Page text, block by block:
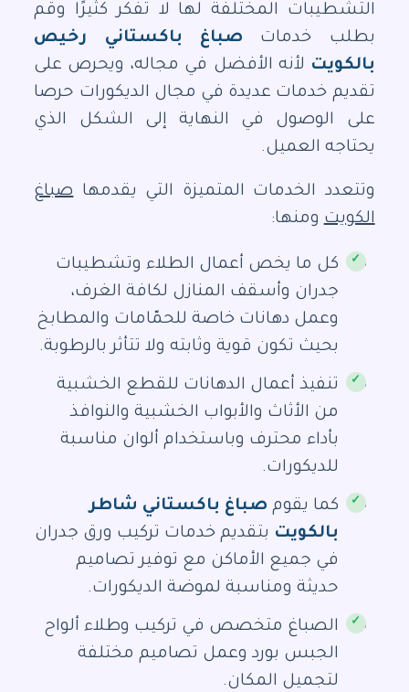
التشطيبات المختلفة لها لا تفكر كثيرًا وقم
بطلب خدمات صباغ باكستاني رخيص
بالكويت لأنه الأفضل في مجاله، ويحرص على
تقديم خدمات عديدة في مجال الديكورات حرصا
على الوصول في النهاية إلى الشكل الذي
يحتاجه العميل.
وتتعدد الخدمات المتميزة التي يقدمهاصباغ
الكويتومنها:
كل ما يخص أعمال الطلاء وتشطيبات
جدران وأسقف المنازل لكافة الغرف،
وعمل دهانات خاصة للحمّامات والمطابخ
بحيث تكون قوية وثابته ولا تتأثر بالرطوبة.
تنفيذ أعمال الدهانات للقطع الخشبية
من الأثاث والأبواب الخشبية والنوافذ
بأداء محترف وباستخدام ألوان مناسبة
للديكورات.
كما يقوم صباغ باكستاني شاطر
بالكويت بتقديم خدمات تركيب ورق جدران
في جميع الأماكن مع توفير تصاميم
حديثة ومناسبة لموضة الديكورات.
الصباغ متخصص في تركيب وطلاء ألواح
الجبس بورد وعمل تصاميم مختلفة
لتجميل المكان.